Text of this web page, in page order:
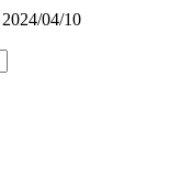
04/10